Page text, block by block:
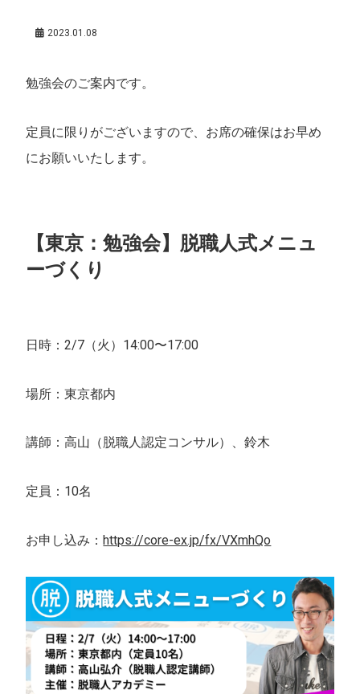
2023.01.08
勉強会のご案内です。
定員に限りがございますので、お席の確保はお早め
にお願いいたします。
【東京：勉強会】脱職人式メニュ
ーづくり
日時：2/7（火）14:00〜17:00
場所：東京都内
講師：高山（脱職人認定コンサル）、鈴木
定員：10名
お申し込み：https://core-ex.jp/fx/VXmhQo